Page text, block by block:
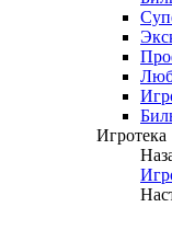
Игротека